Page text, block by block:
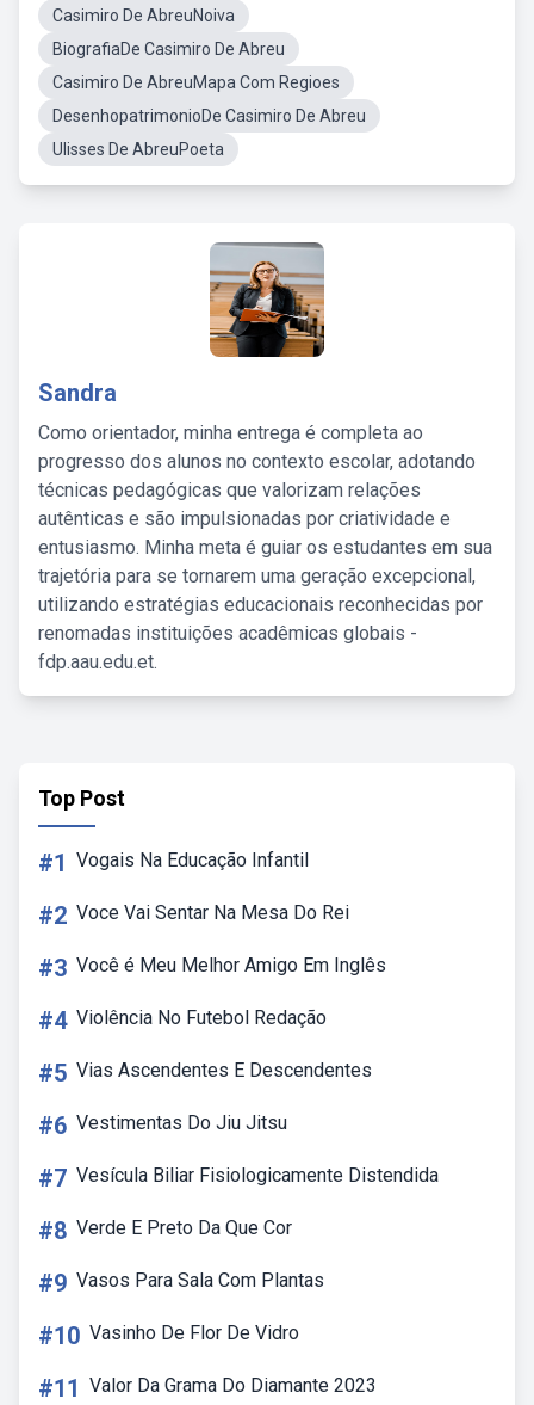
Casimiro De AbreuNoiva
BiografiaDe Casimiro De Abreu
Casimiro De AbreuMapa Com Regioes
DesenhopatrimonioDe Casimiro De Abreu
Ulisses De AbreuPoeta
Sandra
Como orientador, minha entrega é completa ao
progresso dos alunos no contexto escolar, adotando
técnicas pedagógicas que valorizam relações
autênticas e são impulsionadas por criatividade e
entusiasmo. Minha meta é guiar os estudantes em sua
trajetória para se tornarem uma geração excepcional,
utilizando estratégias educacionais reconhecidas por
renomadas instituições acadêmicas globais -
fdp.aau.edu.et.
Top Post
#1 Vogais Na Educação Infantil
#2 Voce Vai Sentar Na Mesa Do Rei
#3 Você é Meu Melhor Amigo Em Inglês
#4 Violência No Futebol Redação
#5 Vias Ascendentes E Descendentes
#6 Vestimentas Do Jiu Jitsu
#7 Vesícula Biliar Fisiologicamente Distendida
#8 Verde E Preto Da Que Cor
#9 Vasos Para Sala Com Plantas
#10 Vasinho De Flor De Vidro
#11 Valor Da Grama Do Diamante 2023